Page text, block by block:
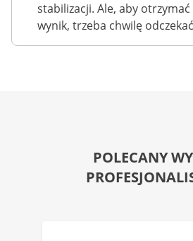
stabilizacji. Ale, aby
wynik, trzeba chwilę
POLECANY